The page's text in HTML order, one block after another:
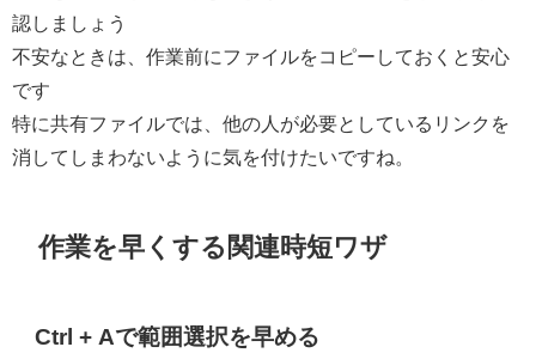
認しましょう
不安なときは、作業前にファイルをコピーしておくと安心
です
特に共有ファイルでは、他の人が必要としているリンクを
消してしまわないように気を付けたいですね。
作業を早くする関連時短ワザ
Ctrl + Aで範囲選択を早める